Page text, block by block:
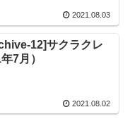
2021.08.03
12]サクラクレ
7月）
2021.08.02